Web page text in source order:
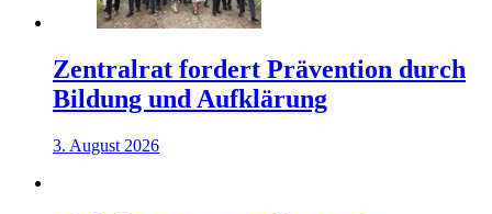
Zentralrat fordert Prävention durch
Bildung und Aufklärung
3. August 2026